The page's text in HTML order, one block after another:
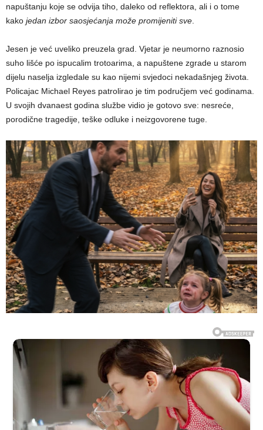
napuštanju koje se odvija tiho, daleko od reflektora, ali i o tome
kako jedan izbor saosjećanja može promijeniti sve.
Jesen je već uveliko preuzela grad. Vjetar je neumorno raznosio
suho lišće po ispucalim trotoarima, a napuštene zgrade u starom
dijelu naselja izgledale su kao nijemi svjedoci nekadašnjeg života.
Policajac Michael Reyes patrolirao je tim područjem već godinama.
U svojih dvanaest godina službe vidio je gotovo sve: nesreće,
porodične tragedije, teške odluke i neizgovorene tuge.